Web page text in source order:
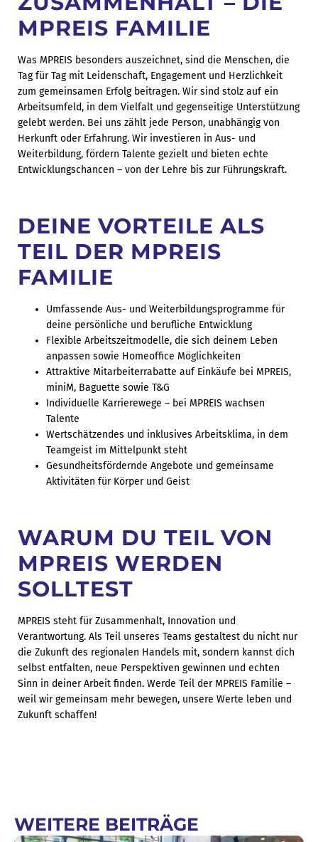
MPREIS FAMILIE
Was MPREIS besonders auszeichnet, sind die Menschen, die
Tag für Tag mit Leidenschaft, Engagement und Herzlichkeit
zum gemeinsamen Erfolg beitragen. Wir sind stolz auf ein
Arbeitsumfeld, in dem Vielfalt und gegenseitige Unterstützung
gelebt werden. Bei uns zählt jede Person, unabhängig von
Herkunft oder Erfahrung. Wir investieren in Aus- und
Weiterbildung, fördern Talente gezielt und bieten echte
Entwicklungschancen – von der Lehre bis zur Führungskraft.
DEINE VORTEILE ALS
TEIL DER MPREIS
FAMILIE
Umfassende Aus- und Weiterbildungsprogramme für
deine persönliche und berufliche Entwicklung
Flexible Arbeitszeitmodelle, die sich deinem Leben
anpassen sowie Homeoffice Möglichkeiten
Attraktive Mitarbeiterrabatte auf Einkäufe bei MPREIS,
miniM, Baguette sowie T&G
Individuelle Karrierewege – bei MPREIS wachsen
Talente
Wertschätzendes und inklusives Arbeitsklima, in dem
Teamgeist im Mittelpunkt steht
Gesundheitsfördernde Angebote und gemeinsame
Aktivitäten für Körper und Geist
WARUM DU TEIL VON
MPREIS WERDEN
SOLLTEST
MPREIS steht für Zusammenhalt, Innovation und
Verantwortung. Als Teil unseres Teams gestaltest du nicht nur
die Zukunft des regionalen Handels mit, sondern kannst dich
selbst entfalten, neue Perspektiven gewinnen und echten
Sinn in deiner Arbeit finden. Werde Teil der MPREIS Familie –
weil wir gemeinsam mehr bewegen, unsere Werte leben und
Zukunft schaffen!
WEITERE BEITRÄGE